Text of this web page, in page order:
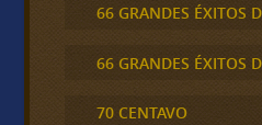
66 GRANDES ÉXITOS
66 GRANDES ÉXITOS
70 CENTAVO